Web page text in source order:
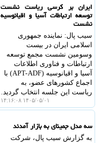
ایران بر کرسی ریاست نشست
توسعه ارتباطات آسیا و اقیانوسیه
نشست
سیب پال: نماینده جمهوری
اسلامی ایران در بیست
وسومین نشست مجمع توسعه
ارتباطات و فناوری اطلاعات
آسیا و اقیانوسیه (APT-ADF) با
اجماع کشورهای عضو، به
ریاست این جلسه انتخاب گردید.
۱۴۰۵/۰۵/۰۱ ۱۴:۱۶:۰۸
سه مدل جمینای به بازار آمدند
به گزارش سیب پال، شرکت